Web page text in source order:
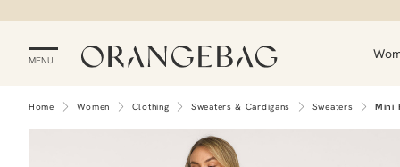
MENU
Home Women Clothing Sweaters & Cardigans Sweaters Mini